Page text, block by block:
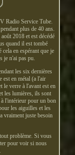
Radio Service Tube.
plus de 40 ans.
2018 et est décédé
quand il est tombé
en espérant que je
je n'ai pas pu.
les six dernières
est en métal (a l'air
le verre à l'avant est en
les lumières, ils sont
l'intérieur pour un bon
les aiguilles et les
vraiment juste besoin
problème. Si vous
pour voir si nous